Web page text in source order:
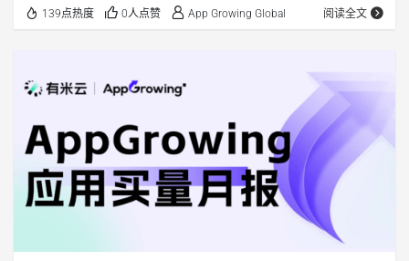
139点热度 0人点赞 App Growing Global 阅读全文